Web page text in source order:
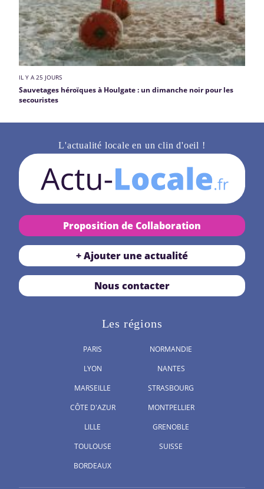
IL Y A 25 JOURS
Sauvetages héroïques à Houlgate : un dimanche noir pour les
secouristes
L'actualité locale en un clin d'oeil !
Proposition de Collaboration
+ Ajouter une actualité
Nous contacter
Les régions
PARIS
LYON
MARSEILLE
CÔTE D'AZUR
LILLE
TOULOUSE
BORDEAUX
NORMANDIE
NANTES
STRASBOURG
MONTPELLIER
GRENOBLE
SUISSE